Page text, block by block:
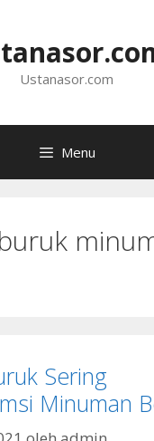
Ustanasor.com
Menu
Sering
Minuman